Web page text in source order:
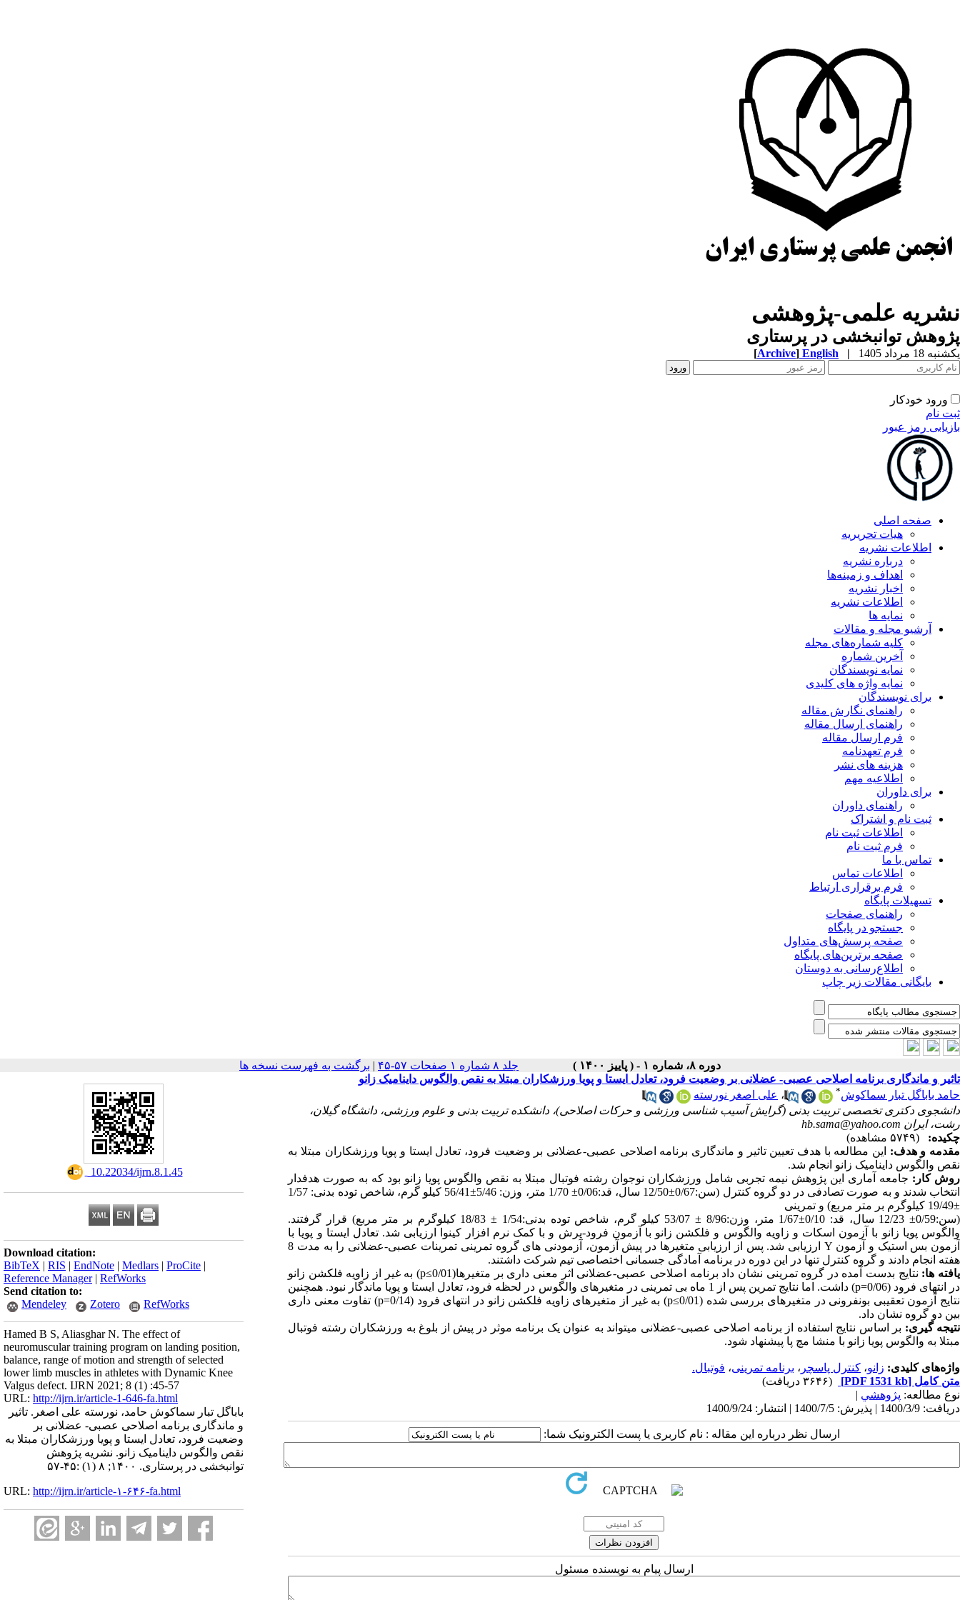
نشریه علمی-پژوهشی
پژوهش توانبخشی در پرستاری
یکشنبه 18 مرداد 1405 |
English
[Archive]
ورود خودکار
ثبت نام
بازیابی رمز عبور
صفحه اصلی
هیات تحریریه
اطلاعات نشریه
درباره نشریه
اهداف و زمینه‌ها
اخبار نشریه
اطلاعات نشریه
نمایه ها
آرشیو مجله و مقالات
کلیه شماره‌های مجله
آخرین شماره
نمایه نویسندگان
نمایه واژه های کلیدی
برای نویسندگان
راهنمای نگارش مقاله
راهنمای ارسال مقاله
فرم ارسال مقاله
فرم تعهدنامه
هزینه های نشر
اطلاعیه مهم
برای داوران
راهنمای داوران
ثبت نام و اشتراک
اطلاعات ثبت نام
فرم ثبت نام
تماس با ما
اطلاعات تماس
فرم برقراری ارتباط
تسهیلات پایگاه
راهنمای صفحات
جستجو در پایگاه
صفحه پرسش‌های متداول
صفحه برترین‌های پایگاه
اطلاع‌رسانی به دوستان
بایگانی مقالات زیر چاپ
دوره ۸، شماره ۱ - ( پاییز ۱۴۰۰ ) جلد ۸ شماره ۱ صفحات ۵۷-۴۵ | برگشت به فهرست نسخه ها
‎ 10.22034/ijrn.8.1.45
Download citation:
BibTeX | RIS | EndNote | Medlars | ProCite |
Reference Manager| RefWorks
Send citation to:
Mendeley
Zotero RefWorks
Hamed B S, Aliasghar N. The effect of
neuromuscular training program on landing position,
balance, range of motion and strength of selected
lower limb muscles in athletes with Dynamic Knee
Valgus defect. IJRN 2021; 8 (1) :45-57
URL: http://ijrn.ir/article-1-646-fa.html
باباگل تبار سماکوش حامد، نورسته علی اصغر. تاثیر
و ماندگاری برنامه اصلاحی عصبی- عضلانی بر
وضعیت فرود، تعادل ایستا و پویا ورزشکاران مبتلا به
نقص والگوس داینامیک زانو. نشریه پژوهش
توانبخشی در پرستاری. ۱۴۰۰; ۸ (۱) :۴۵-۵۷
URL: http://ijrn.ir/article-۱-۶۴۶-fa.html
تاثیر و ماندگاری برنامه اصلاحی عصبی- عضلانی بر وضعیت فرود، تعادل ایستا و پویا ورزشکاران مبتلا به نقص والگوس داینامیک زانو
حامد باباگل تبار سماکوش* ، علی اصغر نورسته
دانشجوی دکتری تخصصی تربیت بدنی (گرایش آسیب شناسی ورزشی و حرکات اصلاحی)، دانشکده تربیت بدنی و علوم ورزشی، دانشگاه گیلان،
رشت، ایران hb.sama@yahoo.com
چکیده:
(۵۷۴۹ مشاهده)
مقدمه و هدف: این مطالعه با هدف تعیین تاثیر و ماندگاری برنامه اصلاحی عصبی-عضلانی بر وضعیت فرود، تعادل ایستا و پویا ورزشکاران مبتلا به
نقص والگوس داینامیک زانو انجام شد.
روش کار: جامعه آماری این پژوهش نیمه تجربی شامل ورزشکاران نوجوان رشته فوتبال مبتلا به نقص والگوس پویا زانو بود که به صورت هدفدار
انتخاب شدند و به صورت تصادفی در دو گروه کنترل (سن:0/67±12/50 سال، قد:0/06± 1/70 متر، وزن: 5/46±56/41 کیلو گرم، شاخص توده بدنی: 1/57
±19/49 کیلوگرم بر متر مربع) و تمرینی
(سن:0/59± 12/23 سال، قد: 0/10±1/67 متر، وزن:8/96 ± 53/07 کیلو گرم، شاخص توده بدنی:1/54 ± 18/83 کیلوگرم بر متر مربع) قرار گرفتند.
والگوس پویا زانو با آزمون اسکات و زاویه والگوس و فلکشن زانو با آزمون فرود-پرش و با کمک نرم افزار کینوا ارزیابی شد. تعادل ایستا و پویا با
آزمون بس استیک و آزمون Y ارزیابی شد. پس از ارزیابی متغیرها در پیش آزمون، آزمودنی های گروه تمرینی تمرینات عصبی-عضلانی را به مدت 8
هفته انجام دادند و گروه کنترل تنها در این دوره در برنامه آمادگی جسمانی اختصاصی تیم شرکت داشتند.
یافته ها:
نتایج بدست آمده در گروه تمرینی نشان داد برنامه اصلاحی عصبی-عضلانی اثر معنی داری بر متغیرها(0/01≥p) به غیر از زاویه فلکشن زانو
در انتهای فرود (p=0/06) داشت. اما نتایج تمرین پس از 1 ماه بی تمرینی در متغیرهای والگوس در لحظه فرود، تعادل ایستا و پویا ماندگار نبود. همچنین
نتایج آزمون تعقیبی بونفرونی در متغیرهای بررسی شده (0/01≥p) به غیر از متغیرهای زاویه فلکشن زانو در انتهای فرود (p=0/14) تفاوت معنی داری
بین دو گروه نشان داد.
نتیجه گیری: بر اساس نتایج استفاده از برنامه اصلاحی عصبی-عضلانی میتواند به عنوان یک برنامه موثر در پیش از بلوغ به ورزشکاران رشته فوتبال
مبتلا به والگوس پویا زانو با منشا مچ پا پیشنهاد شود.
واژه‌های کلیدی: زانو، کنترل پاسچر ، برنامه تمرینی، فوتبال.
متن کامل [PDF 1531 kb]
(۳۶۴۶ دریافت)
نوع مطالعه: پژوهشي |
دریافت: 1400/3/9 | پذیرش: 1400/7/5 | انتشار: 1400/9/24
ارسال نظر درباره این مقاله : نام کاربری یا پست الکترونیک شما:
ارسال پیام به نویسنده مسئول